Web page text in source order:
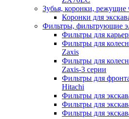
Зубья, коронки, режущие
Коронки для
Фильтры, фильтрующие
Фильтры для
Фильтры для
Zaxis
Фильтры для
Zaxis-3 серии
Фильтры для
Hitachi
Фильтры для
Фильтры для
Фильтры для